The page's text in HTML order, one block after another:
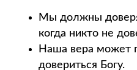
Мы должны
когда никто не
Наша вера может
довериться Богу.